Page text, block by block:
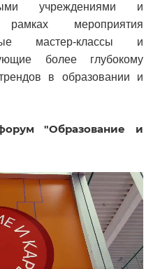
учреждениями и
мероприятия
мастер-классы и
более глубокому
в образовании и
"Образование и